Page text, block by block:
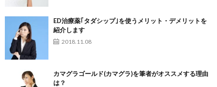
ED治療薬｢タダシップ｣を使うメリット・デメリットを
紹介します
2018.11.08
カマグラゴールド(カマグラ)を筆者がオススメする理由
は？